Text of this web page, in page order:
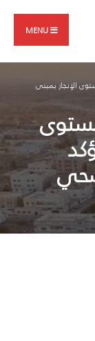
MENU
الإنجاز بمبنى